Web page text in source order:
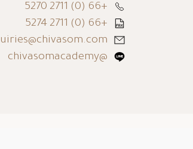
+66 (0) 2711 5270
+66 (0) 2711 5274
@chivasomacademy